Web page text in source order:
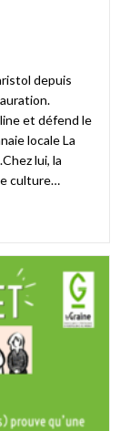
depuis
et défend le
locale La
lui, la
culture…